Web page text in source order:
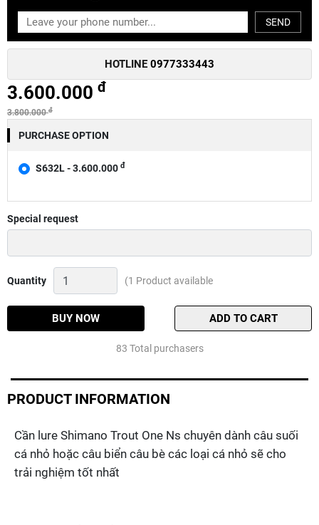
SEND
HOTLINE 0977333443
3.600.000 đ
3.800.000đ
PURCHASE OPTION
S632L - 3.600.000 đ
Special request
Quantity
Cần
lure
Trout
(1 Product available
BUY NOW ADD TO CART
83 Total purchasers
PRODUCT INFORMATION
Cần lure Shimano Trout One Ns chuyên dành câu suối
cá nhỏ hoặc câu biển câu bè các loại cá nhỏ sẽ cho
trải nghiệm tốt nhất